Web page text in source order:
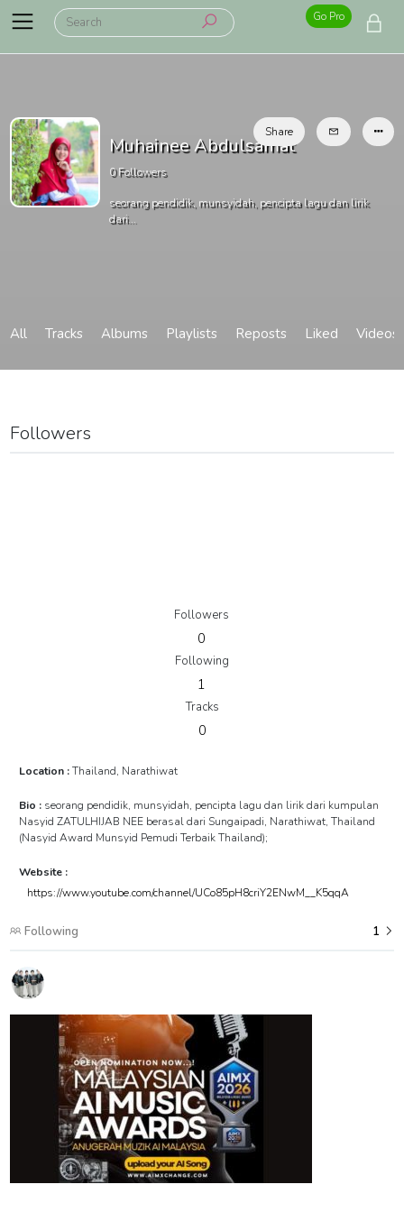
Go Pro
Muhainee Abdulsamat
0Followers
seorang pendidik, munsyidah, pencipta lagu dan lirik
dari...
Share
All Tracks Albums Playlists Reposts Liked Videos
Followers
Followers
0
Following
1
Tracks
0
Location :Thailand, Narathiwat
Bio : seorang pendidik, munsyidah, pencipta lagu dan lirik dari kumpulan
Nasyid ZATULHIJAB NEE berasal dari Sungaipadi, Narathiwat, Thailand
(Nasyid Award Munsyid Pemudi Terbaik Thailand);
Website :
https://www.youtube.com/channel/UCo85pH8criY2ENwM__K5qqA
Following 1